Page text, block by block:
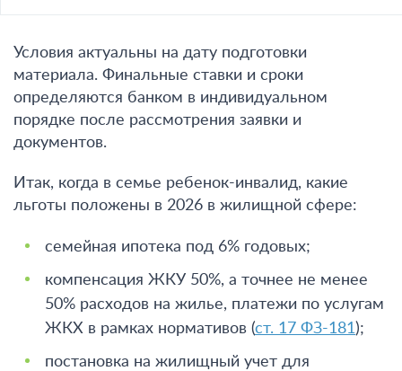
Условия актуальны на дату подготовки
материала. Финальные ставки и сроки
определяются банком в индивидуальном
порядке после рассмотрения заявки и
документов.
Итак, когда в семье ребенок-инвалид, какие
льготы положены в 2026 в жилищной сфере:
семейная ипотека под 6% годовых;
компенсация ЖКУ 50%, а точнее не менее
50% расходов на жилье, платежи по услугам
ЖКХ в рамках нормативов (ст. 17 ФЗ-181);
постановка на жилищный учет для